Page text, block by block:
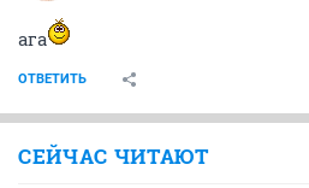
ага
ОТВЕТИТЬ
СЕЙЧАС ЧИТАЮТ